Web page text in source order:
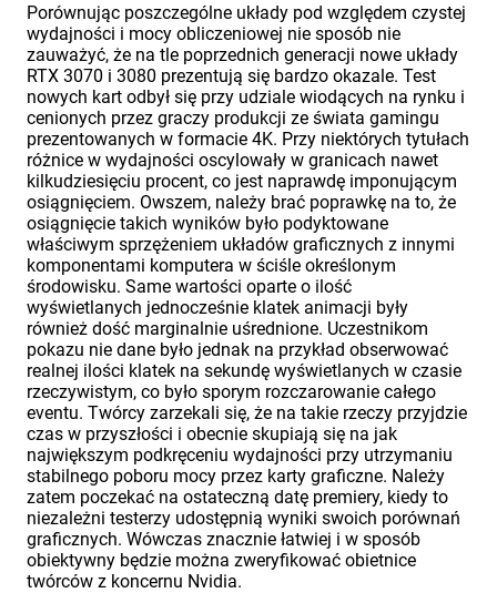
Porównując poszczególne układy pod względem czystej
wydajności i mocy obliczeniowej nie sposób nie
zauważyć, że na tle poprzednich generacji nowe układy
RTX 3070 i 3080 prezentują się bardzo okazale. Test
nowych kart odbył się przy udziale wiodących na rynku i
cenionych przez graczy produkcji ze świata gamingu
prezentowanych w formacie 4K. Przy niektórych tytułach
różnice w wydajności oscylowały w granicach nawet
kilkudziesięciu procent, co jest naprawdę imponującym
osiągnięciem. Owszem, należy brać poprawkę na to, że
osiągnięcie takich wyników było podyktowane
właściwym sprzężeniem układów graficznych z innymi
komponentami komputera w ściśle określonym
środowisku. Same wartości oparte o ilość
wyświetlanych jednocześnie klatek animacji były
również dość marginalnie uśrednione. Uczestnikom
pokazu nie dane było jednak na przykład obserwować
realnej ilości klatek na sekundę wyświetlanych w czasie
rzeczywistym, co było sporym rozczarowanie całego
eventu. Twórcy zarzekali się, że na takie rzeczy przyjdzie
czas w przyszłości i obecnie skupiają się na jak
największym podkręceniu wydajności przy utrzymaniu
stabilnego poboru mocy przez karty graficzne. Należy
zatem poczekać na ostateczną datę premiery, kiedy to
niezależni testerzy udostępnią wyniki swoich porównań
graficznych. Wówczas znacznie łatwiej i w sposób
obiektywny będzie można zweryfikować obietnice
twórców z koncernu Nvidia.